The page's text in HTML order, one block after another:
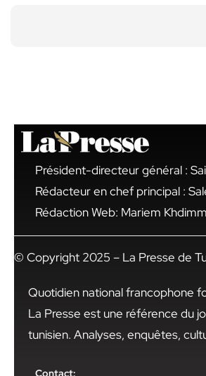
Président-directeur général :
Rédacteur en chef principal :
Rédaction Web: Mariem
© Copyright 2025 – La Presse de
Quotidien national francophone
La Presse est une référence du
tunisien. Analyses, enquêtes,
Contact: